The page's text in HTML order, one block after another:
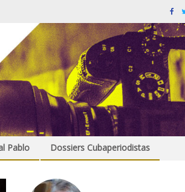
Pablo Dossiers Cubaperiodistas